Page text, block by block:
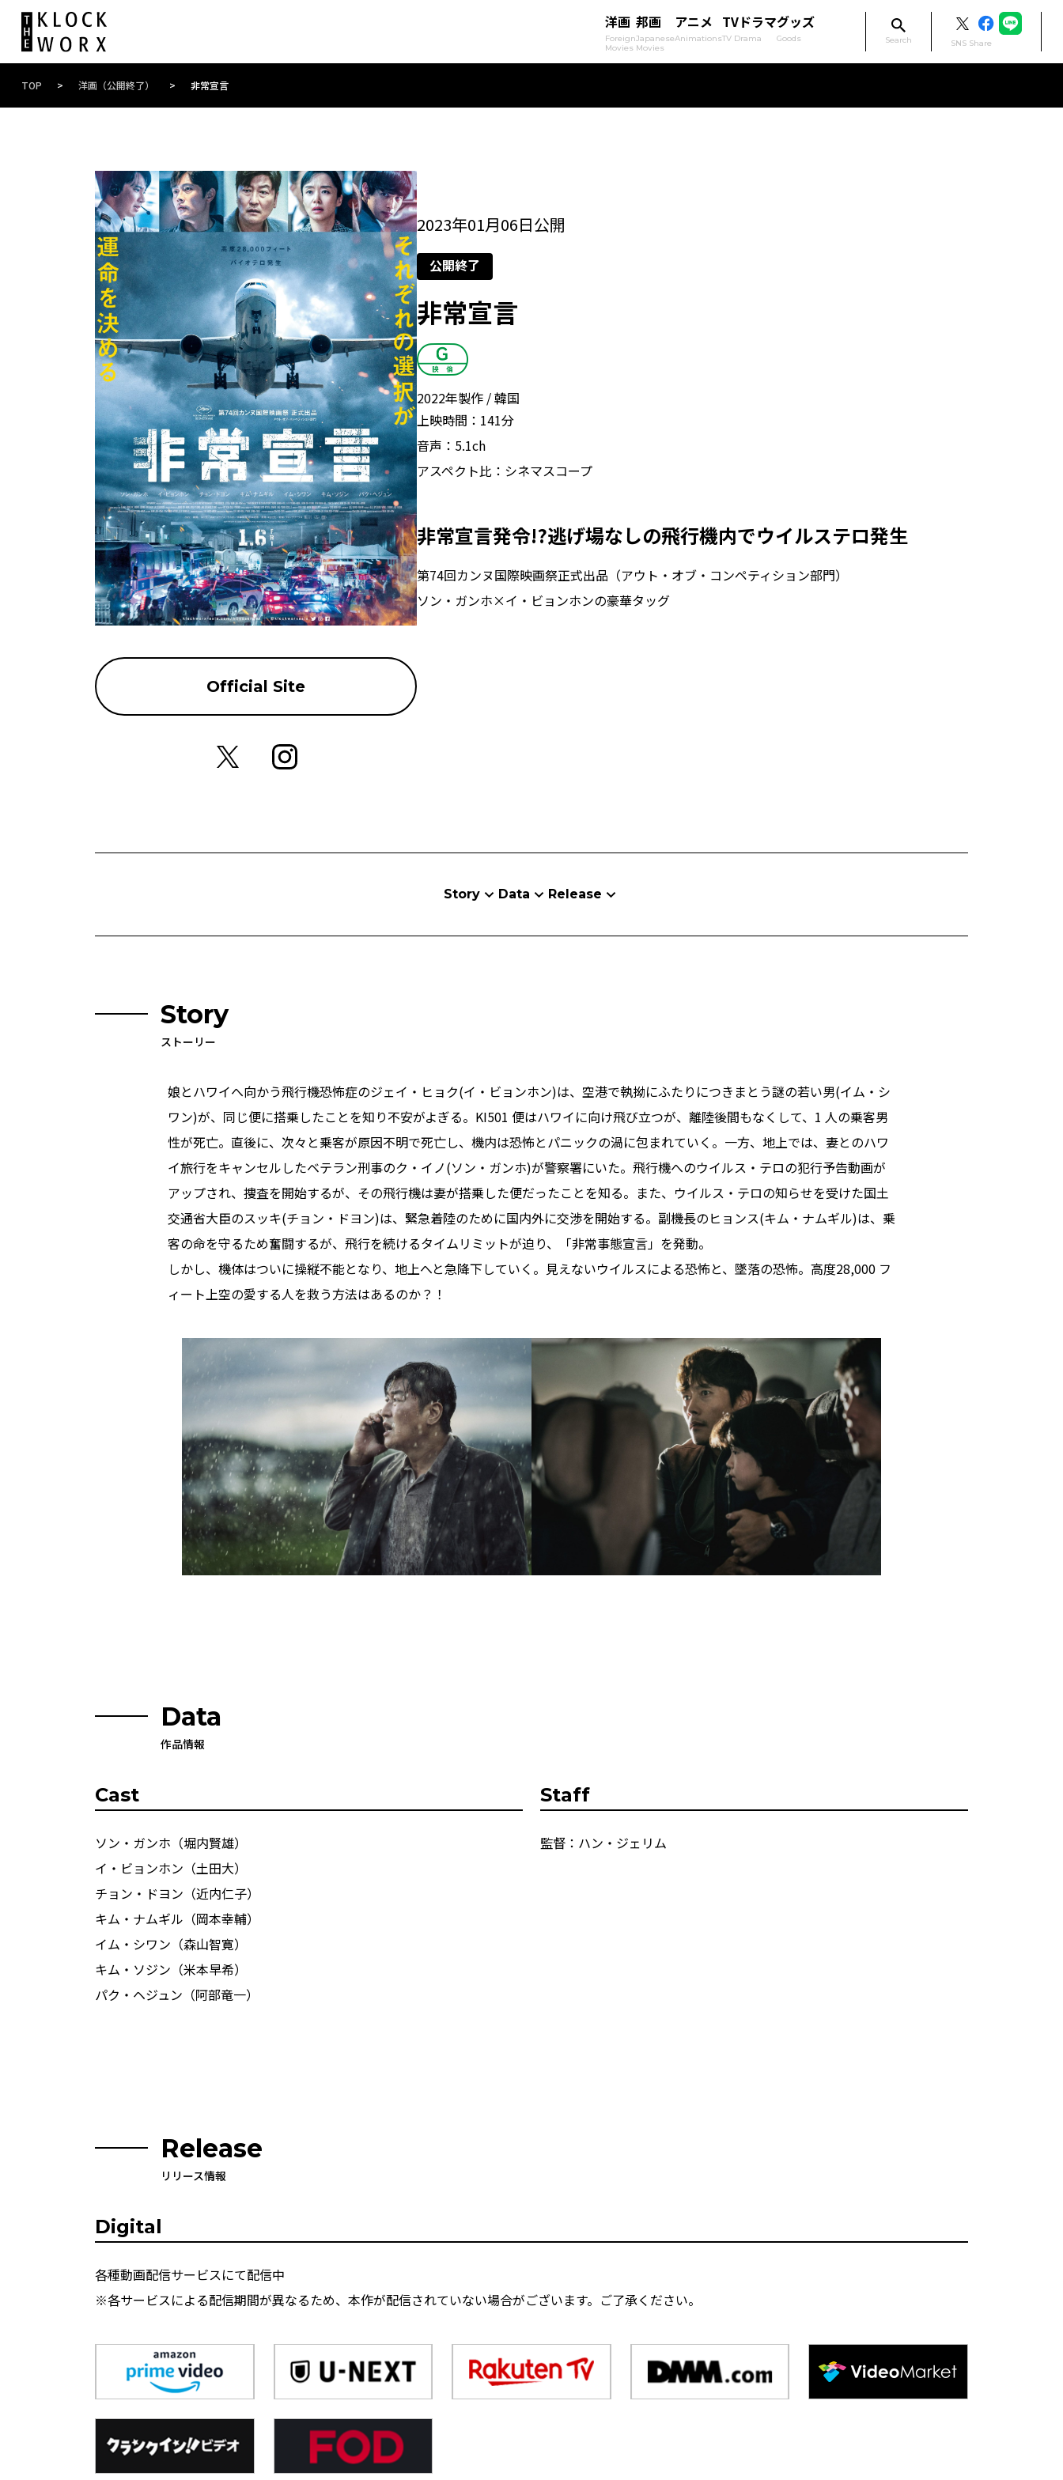
洋画
Foreign
Movies
邦画
Japanese
Movies
アニメ
Animations
TVドラマ
TV Drama
グッズ
Goods Search SNS Share
TOP > 洋画（公開終了） > 非常宣言
Official Site
2023年01月06日公開
公開終了
非常宣言
2022年製作 韓国
上映時間： 141分
音声： 5.1ch
アスペクト比： シネマスコープ
非常宣言発令!?逃げ場なしの飛行機内でウイルステロ発生
第74回カンヌ国際映画祭正式出品（アウト・オブ・コンペティション部門）
ソン・ガンホ×イ・ビョンホンの豪華タッグ
Story Data Release
Story
ストーリー
娘とハワイへ向かう⾶⾏機恐怖症のジェイ・ヒョク(イ・ビョンホン)は、空港で執拗にふたりにつきまとう謎の若い男(イム・シ
ワン)が、同じ便に搭乗したことを知り不安がよぎる。KI501 便はハワイに向け⾶び⽴つが、離陸後間もなくして、1 ⼈の乗客男
性が死亡。直後に、次々と乗客が原因不明で死亡し、機内は恐怖とパニックの渦に包まれていく。⼀⽅、地上では、妻とのハワ
イ旅⾏をキャンセルしたベテラン刑事のク・イノ(ソン・ガンホ)が警察署にいた。⾶⾏機へのウイルス・テロの犯⾏予告動画が
アップされ、捜査を開始するが、その⾶⾏機は妻が搭乗した便だったことを知る。また、ウイルス・テロの知らせを受けた国⼟
交通省⼤⾂のスッキ(チョン・ドヨン)は、緊急着陸のために国内外に交渉を開始する。副機⻑のヒョンス(キム・ナムギル)は、乗
客の命を守るため奮闘するが、⾶⾏を続けるタイムリミットが迫り、「⾮常事態宣⾔」を発動。
しかし、機体はついに操縦不能となり、地上へと急降下していく。⾒えないウイルスによる恐怖と、墜落の恐怖。⾼度28,000 フ
ィート上空の愛する⼈を救う⽅法はあるのか？！
Data
作品情報
Cast
ソン・ガンホ（堀内賢雄）
イ・ビョンホン（土田大）
チョン・ドヨン（近内仁子）
キム・ナムギル（岡本幸輔）
イム・シワン（森山智寛）
キム・ソジン（米本早希）
パク・ヘジュン（阿部竜一）
Staff
監督：ハン・ジェリム
Release
リリース情報
Digital
各種動画配信サービスにて配信中
※各サービスによる配信期間が異なるため、本作が配信されていない場合がございます。ご了承ください。